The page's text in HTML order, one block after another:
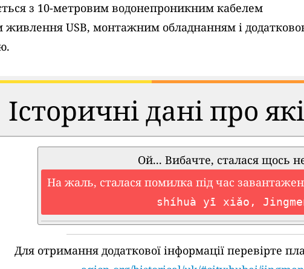
з 10-метровим водонепроникним кабелем
USB, монтажним обладнанням і
Історичні дані про
Ой... Вибачте, сталася щось
На жаль, сталася помилка під час
shíhuà yī xiǎo,
Для отримання додаткової інформації перевірте